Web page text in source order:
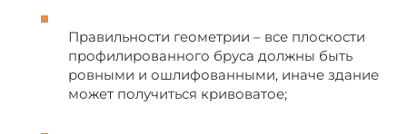
Правильности геометрии – все плоскости
профилированного бруса должны быть
ровными и ошлифованными, иначе здание
может получиться кривоватое;